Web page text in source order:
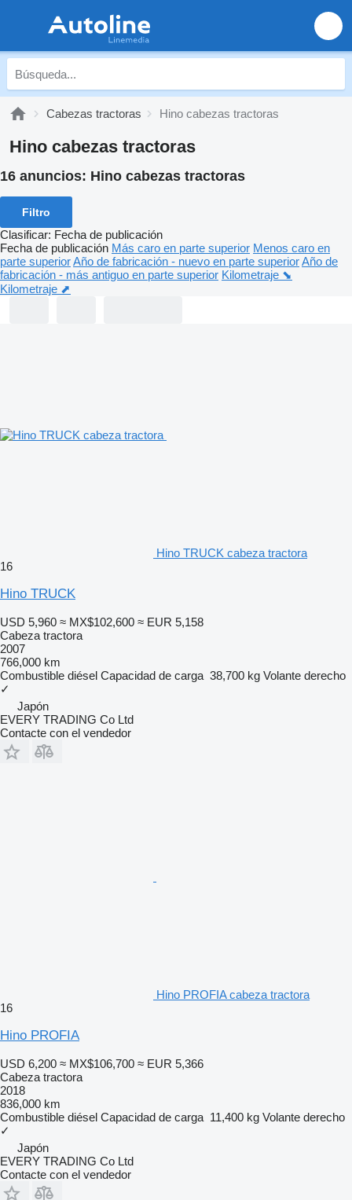
Cabezas tractoras Hino cabezas tractoras
Hino cabezas tractoras
16 anuncios: Hino cabezas tractoras
Filtro
Clasificar: Fecha de publicación
Fecha de publicación Más caro en parte superior Menos caro en
parte superiorAño de fabricación - nuevo en parte superiorAño de
fabricación - más antiguo en parte superior Kilometraje ⬊
Kilometraje ⬈
Hino TRUCK cabeza tractora
16
Hino TRUCK
USD 5,960 ≈ MX$102,600 ≈ EUR 5,158
Cabeza tractora
2007
766,000 km
Combustible diésel Capacidad de carga 38,700 kg Volante derecho
✓
Japón
EVERY TRADING Co Ltd
Contacte con el vendedor
Hino PROFIA cabeza tractora
16
Hino PROFIA
USD 6,200 ≈ MX$106,700 ≈ EUR 5,366
Cabeza tractora
2018
836,000 km
Combustible diésel Capacidad de carga 11,400 kg Volante derecho
✓
Japón
EVERY TRADING Co Ltd
Contacte con el vendedor